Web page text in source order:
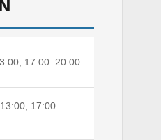
17:00–20:00
17:00–